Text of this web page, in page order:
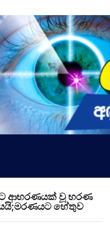
ආභරණයක් වූ භරණ
හේතුව